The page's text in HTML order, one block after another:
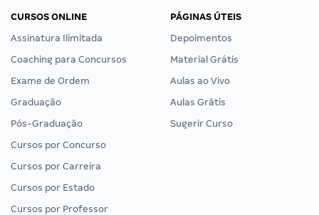
CURSOS ONLINE
Assinatura Ilimitada
Coaching para Concursos
Exame de Ordem
Graduação
Pós-Graduação
Cursos por Concurso
Cursos por Carreira
Cursos por Estado
Cursos por Professor
PÁGINAS ÚTEIS
Depoimentos
Material Grátis
Aulas ao Vivo
Aulas Grátis
Sugerir Curso